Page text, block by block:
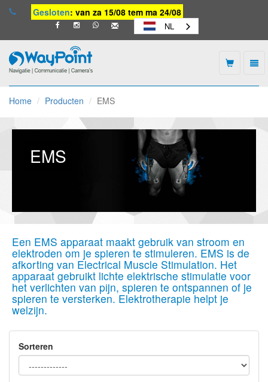
Gesloten: van za 15/08 tem ma 24/08
NL
-
naar
Home Producten EMS
EMS
Een EMS apparaat maakt gebruik van stroom en
elektroden om je spieren te stimuleren. EMS is de
afkorting van Electrical Muscle Stimulation. Het
apparaat gebruikt lichte elektrische stimulatie voor
het verlichten van pijn, spieren te ontspannen of je
spieren te versterken. Elektrotherapie helpt je
welzijn.
Sorteren